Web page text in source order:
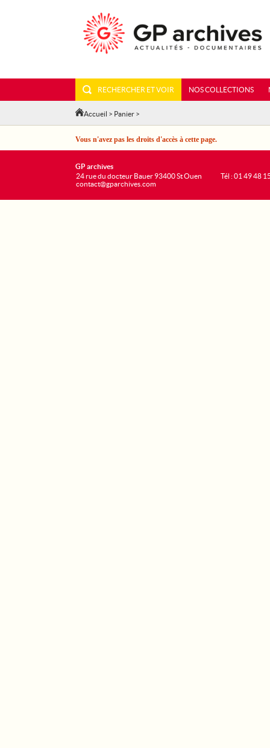
RECHERCHER ET VOIR NOS COLLECTIONS
Accueil > Panier >
Vous n'avez pas les droits d'accès à cette page.
GP archives
24 rue du docteur Bauer 93400 St Ouen
contact@gparchives.com
Tél : 01 49 48